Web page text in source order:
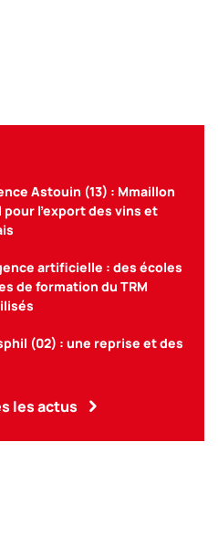
Astouin (13) : Mmaillon
l’export des vins et
artificielle : des écoles
de formation du TRM
(02) : une reprise et des
les actus